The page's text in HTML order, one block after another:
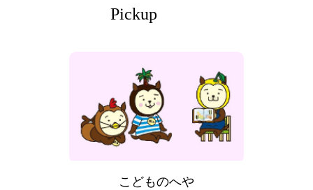
Pickup
こどものへや